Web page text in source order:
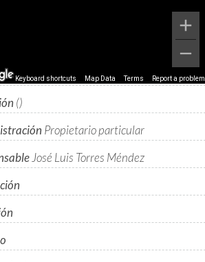
Keyboard shortcuts Map Data Terms Report a problem
()
Propietario particular
José Luis Torres Méndez